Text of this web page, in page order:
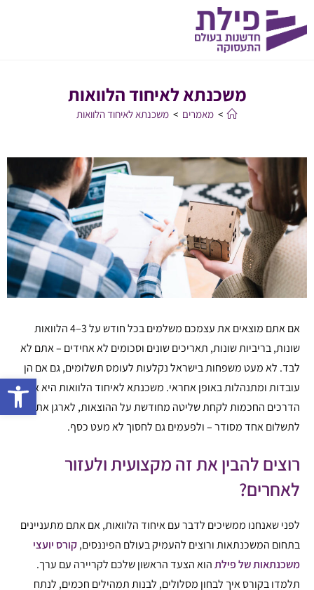
משכנתא לאיחוד הלוואות
> מאמרים > משכנתא לאיחוד הלוואות
אם אתם מוצאים את עצמכם משלמים בכל חודש על 3–4 הלוואות
שונות, בריביות שונות, תאריכים שונים וסכומים לא אחידים – אתם לא
לבד. לא מעט משפחות בישראל נקלעות לעומס תשלומים, גם אם הן
עובדות ומתנהלות באופן אחראי. משכנתא לאיחוד הלוואות היא אחת
הדרכים החכמות לקחת שליטה מחודשת על ההוצאות, לארגן את הכל
לתשלום אחד מסודר – ולפעמים גם לחסוך לא מעט כסף.
רוצים להבין את זה מקצועית ולעזור
לאחרים?
לפני שאנחנו ממשיכים לדבר עם איחוד הלוואות, אם אתם מתעניינים
בתחום המשכנתאות ורוצים להעמיק בעולם הפיננסים,קורס יועצי
משכנתאות של פילתהוא הצעד הראשון שלכם לקריירה עם ערך.
תלמדו בקורס איך לבחון מסלולים, לבנות תמהילים חכמים, לנתח